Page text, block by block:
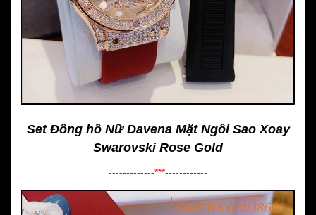
Set Đồng hồ Nữ Davena Mặt Ngôi Sao Xoay
Swarovski Rose Gold
-------------***------------